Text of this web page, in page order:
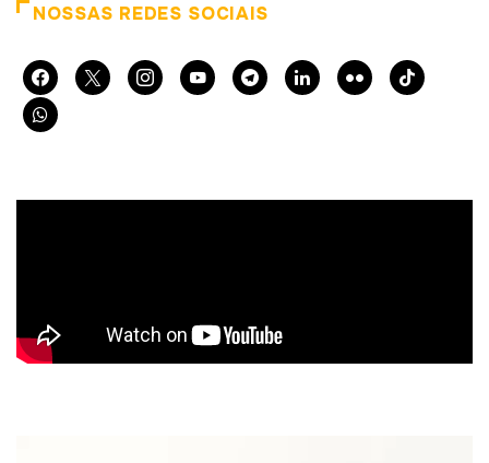
NOSSAS REDES SOCIAIS